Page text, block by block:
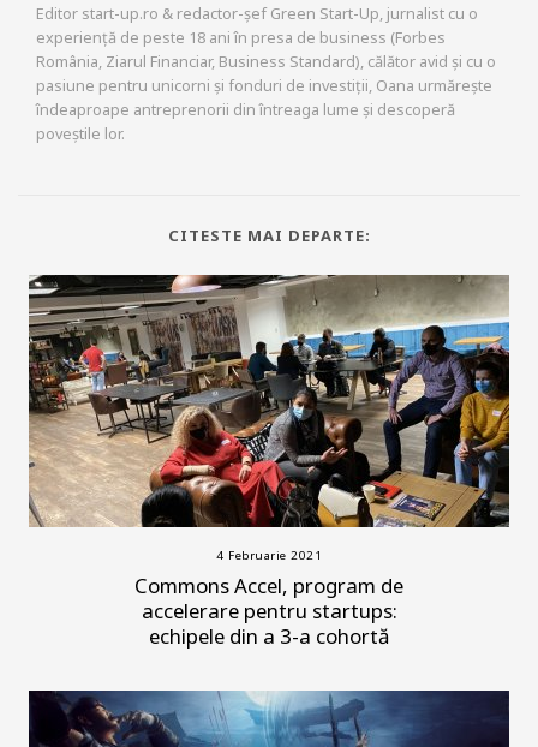
Editor start-up.ro & redactor-șef Green Start-Up, jurnalist cu o
experiență de peste 18 ani în presa de business (Forbes
România, Ziarul Financiar, Business Standard), călător avid și cu o
pasiune pentru unicorni și fonduri de investiții, Oana urmărește
îndeaproape antreprenorii din întreaga lume și descoperă
poveștile lor.
CITESTE MAI DEPARTE:
4 Februarie 2021
Commons Accel, program de
accelerare pentru startups:
echipele din a 3-a cohortă